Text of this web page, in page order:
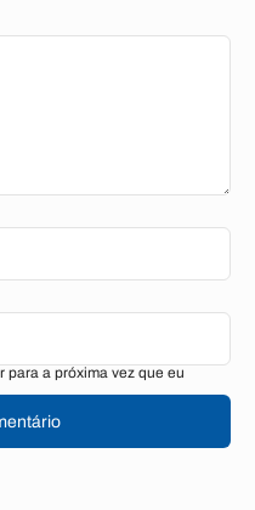
para a próxima vez que eu